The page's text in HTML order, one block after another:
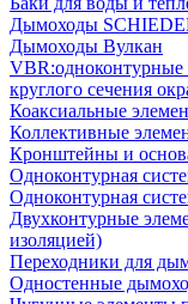
Дымоходы
Дымоходы Вулкан
VBR:одноконтурные
круглого сечения
Коаксиальные
Коллективные
Кронштейны и
Одноконтурная
Одноконтурная
Двухконтурные
изоляцией)
Переходники для
Одностенные